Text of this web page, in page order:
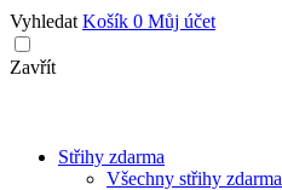
Vyhledat Košík 0 Můj účet
Zavřít
Střihy zdarma
Všechny střihy zdarma